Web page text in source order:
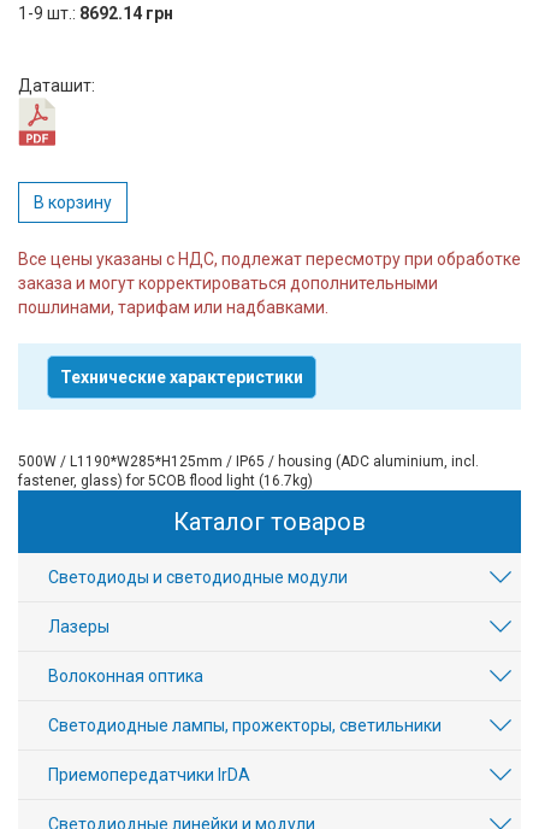
1-9 шт.: 8692.14 грн
Даташит:
В корзину
Все цены указаны с НДС, подлежат пересмотру при обработке
заказа и могут корректироваться дополнительными
пошлинами, тарифам или надбавками.
Технические характеристики
500W / L1190*W285*H125mm / IP65 / housing (ADC aluminium, incl.
fastener, glass) for 5COB flood light (16.7kg)
Каталог товаров
Светодиоды и светодиодные модули
Лазеры
Волоконная оптика
Светодиодные лампы, прожекторы, светильники
Приемопередатчики IrDA
Светодиодные линейки и модули